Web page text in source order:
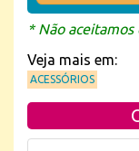
* Não
Veja mais em:
ACESSÓRIOS